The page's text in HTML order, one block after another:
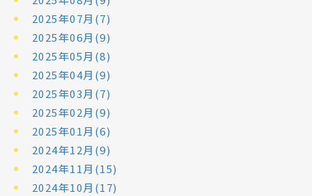
2025年07月(7)
2025年06月(9)
2025年05月(8)
2025年04月(9)
2025年03月(7)
2025年02月(9)
2025年01月(6)
2024年12月(9)
2024年11月(15)
2024年10月(17)